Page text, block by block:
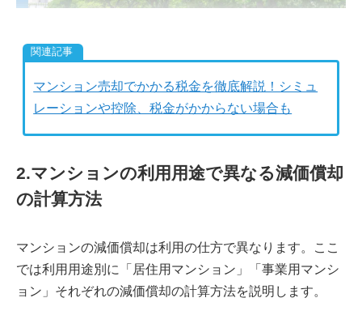
マンション売却でかかる税金を徹底解説！シミュ
レーションや控除、税金がかからない場合も
2.マンションの利用用途で異なる減価償却
の計算方法
マンションの減価償却は利用の仕方で異なります。ここ
では利用用途別に「居住用マンション」「事業用マンシ
ョン」それぞれの減価償却の計算方法を説明します。